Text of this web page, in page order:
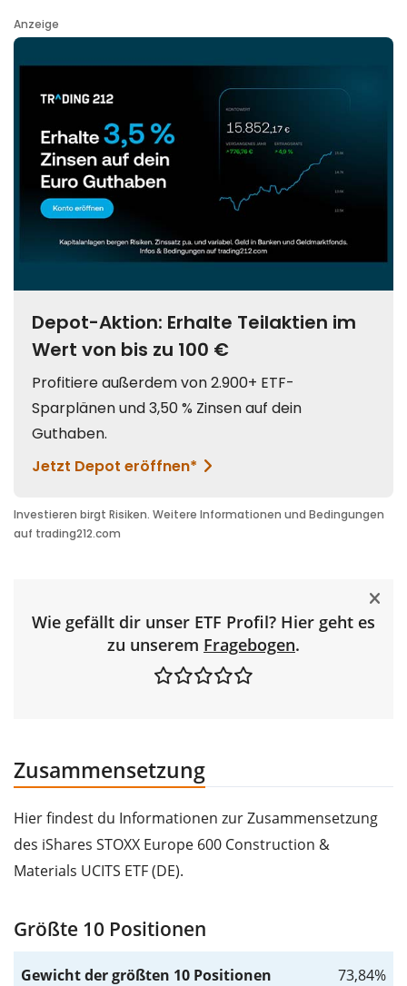
Wie gefällt dir unser ETF Profil? Hier geht es
zu unserem Fragebogen.
Zusammensetzung
Hier findest du Informationen zur Zusammensetzung
des iShares STOXX Europe 600 Construction &
Materials UCITS ETF (DE).
Größte 10 Positionen
Gewicht der größten 10 Positionen
73,84%